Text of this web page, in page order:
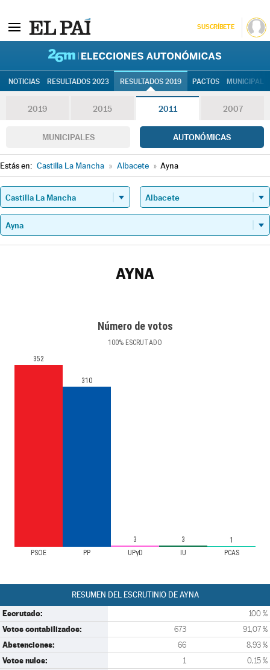
SUSCRÍBETE
NOTICIAS RESULTADOS 2023 RESULTADOS 2019 PACTOS
2019 2015 2011 2007
MUNICIPALES AUTONÓMICAS
Estás en: Castilla La Mancha » Albacete » Ayna
AYNA
Número de votos
100% ESCRUTADO
PSOE PP UPyD IU PCAS
352
310
3 3 1
RESUMEN DEL ESCRUTINIO DE AYNA
Escrutado: 100 %
Votos contabilizados: 673 91,07 %
Abstenciones: 66 8,93 %
Votos nulos: 1 0,15 %